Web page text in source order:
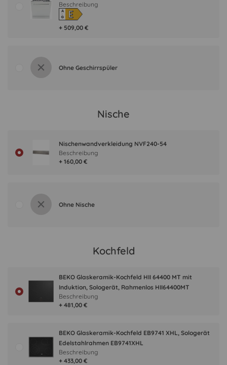
+ 509,00 €
A
↑G E
Beschreibung
Ohne Geschirrspüler
Nische
Nischenwandverkleidung NVF240-54
+ 160,00 €
Beschreibung
Ohne Nische
Kochfeld
BEKO Glaskeramik-Kochfeld HII 64400 MT mit
Induktion, Sologerät, Rahmenlos HII64400MT
+ 481,00 €
Beschreibung
BEKO Glaskeramik-Kochfeld EB9741 XHL, Sologerät
Edelstahlrahmen EB9741XHL
+ 433,00 €
Beschreibung